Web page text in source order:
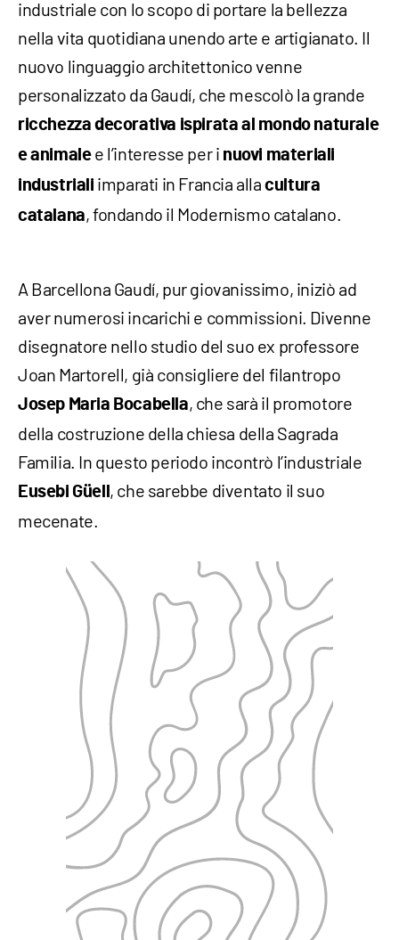
industriale con lo scopo di portare la bellezza
nella vita quotidiana unendo arte e artigianato. Il
nuovo linguaggio architettonico venne
personalizzato da Gaudí, che mescolò la grande
ricchezza decorativa ispirata al mondo naturale
e animalee l’interesse per i nuovi materiali
industriali imparati in Francia allacultura
catalana, fondando il Modernismo catalano.
A Barcellona Gaudí, pur giovanissimo, iniziò ad
aver numerosi incarichi e commissioni. Divenne
disegnatore nello studio del suo ex professore
Joan Martorell, già consigliere del filantropo
Josep Maria Bocabella, che sarà il promotore
della costruzione della chiesa della Sagrada
Familia. In questo periodo incontrò l’industriale
Eusebi Güell , che sarebbe diventato il suo
mecenate.